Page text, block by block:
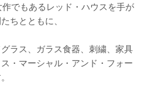
でもあるレッド・ハウスを手が
ちとともに、
ラス、ガラス食器、刺繍、家具
・マーシャル・アンド・フォー